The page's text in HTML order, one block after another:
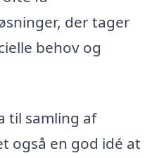
der tager
behov og
til samling af
også en god idé at